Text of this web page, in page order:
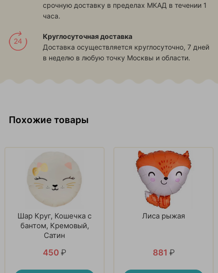
срочную доставку в пределах МКАД в течении 1
часа.
Круглосуточная доставка
Доставка осуществляется круглосуточно, 7 дней
в неделю в любую точку Москвы и области.
Похожие товары
Шар Круг, Кошечка с
бантом, Кремовый,
Сатин
450 ₽
Лиса рыжая
881 ₽